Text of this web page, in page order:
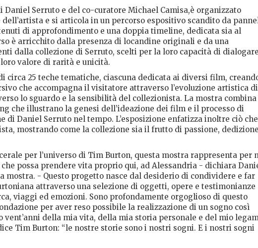
Daniel Serruto e del co-curatore Michael Camisa,è organizzato
e si articola in un percorso espositivo scandito da
di approfondimento e una doppia timeline, dedicata sia al
è arricchito dalla presenza di locandine originali e da una
dalla collezione di Serruto, scelti per la loro capacità di dialogare
valore di rarità e unicità.
circa 25 teche tematiche, ciascuna dedicata ai diversi film,
che accompagna il visitatore attraverso l’evoluzione artistica di
lo sguardo e la sensibilità del collezionista. La mostra combina
che illustrano la genesi dell’ideazione dei film e il processo di
di Daniel Serruto nel tempo. L’esposizione enfatizza inoltre ciò che
mostrando come la collezione sia il frutto di passione,
per l’universo di Tim Burton, questa mostra rappresenta per
possa prendere vita proprio qui, ad Alessandria - dichiara
mostra. - Questo progetto nasce dal desiderio di condividere e far
attraverso una selezione di oggetti, opere e testimonianze
viaggi ed emozioni. Sono profondamente orgoglioso di questo
per aver reso possibile la realizzazione di un sogno così
della mia vita, della mia storia personale e del mio
Tim Burton: “le nostre storie sono i nostri sogni. E i nostri sogni